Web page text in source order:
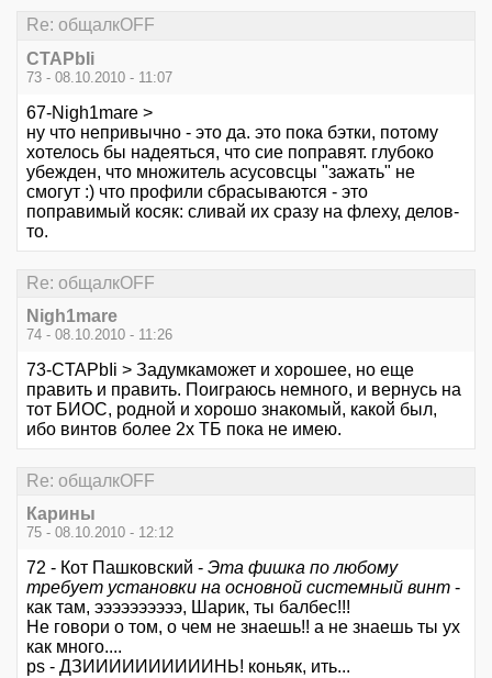
Re: общалкOFF
CTAPbIi
73 - 08.10.2010 - 11:07
67-Nigh1mare >
ну что непривычно - это да. это пока бэтки, потому
хотелось бы надеяться, что сие поправят. глубоко
убежден, что множитель асусовсцы "зажать" не
смогут :) что профили сбрасываются - это
поправимый косяк: сливай их сразу на флеху, делов-
то.
Re: общалкOFF
Nigh1mare
74 - 08.10.2010 - 11:26
73-CTAPbIi > Задумкаможет и хорошее, но еще
править и править. Поиграюсь немного, и вернусь на
тот БИОС, родной и хорошо знакомый, какой был,
ибо винтов более 2х ТБ пока не имею.
Re: общалкOFF
Карины
75 - 08.10.2010 - 12:12
72 - Кот Пашковский - Эта фишка по любому
требует установки на основной системный винт -
как там, ээээээээээ, Шарик, ты балбес!!!
Не говори о том, о чем не знаешь!! а не знаешь ты ух
как много....
ps - ДЗИИИИИИИИИИНЬ! коньяк, ить...